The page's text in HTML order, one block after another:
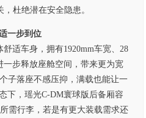
，杜绝潜在安全隐患。
一步到位
适车身，拥有1920mm车宽、28
一步释放座舱空间，带来更为宽
子落座不感压抑，满载也能让一
下，瑶光C-DM寰球版后备厢容
需行李，若是有更大装载需求还